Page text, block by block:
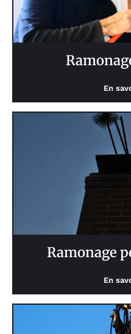
En
Ramonage
En